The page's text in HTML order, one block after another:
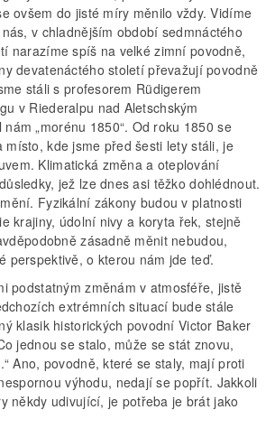
ovšem do jisté míry měnilo vždy. Vidíme
v chladnějším období sedmnáctého
narazíme spíš na velké zimní povodně,
devatenáctého století převažují povodně
stáli s profesorem Rüdigerem
v Riederalpu nad Aletschským
„morénu 1850“. Od roku 1850 se
místo, kde jsme před šesti lety stáli, je
Klimatická změna a oteplování
jež lze dnes asi těžko dohlédnout.
Fyzikální zákony budou v platnosti
krajiny, údolní nivy a koryta řek, stejně
zásadně měnit nebudou,
perspektivě, o kterou nám jde teď.
podstatným změnám v atmosféře, jistě
extrémních situací bude stále
klasik historických povodní Victor Baker
jednou se stalo, může se stát znovu,
Ano, povodně, které se staly, mají proti
výhodu, nedají se popřít. Jakkoli
někdy udivující, je potřeba je brát jako